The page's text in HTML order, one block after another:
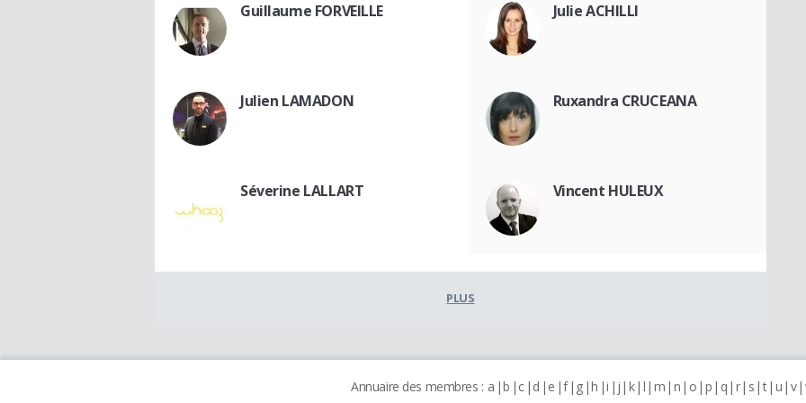
Guillaume FORVEILLE Julie ACHILLI
Julien LAMADON Ruxandra CRUCEANA
Séverine LALLART Vincent HULEUX
PLUS
Annuaire des membres : a b c d e f g h i j k l m n o p q r s t u v